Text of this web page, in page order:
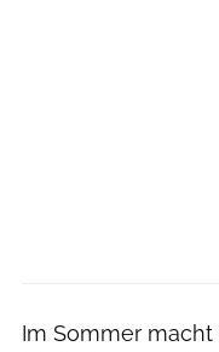
Im Sommer